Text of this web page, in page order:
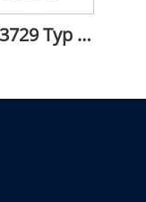
ISO13729 Typ B, am Schanzkleid montierter geschlossener Unterlegkeil